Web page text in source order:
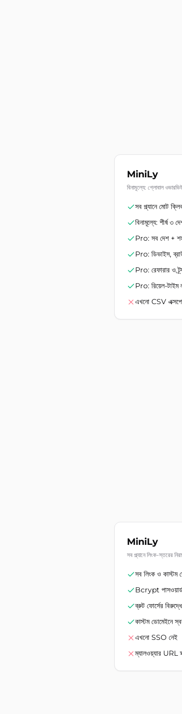
MiniLy
বিনামূল্যে: গ্লোবাল
সব প্ল্যানে মোট
বিনামূল্যে: শীর্ষ ৩
Pro: সব দেশ +
Pro: ডিভাইস,
Pro: রেফারার ও
Pro: রিয়েল-টাইম
এখনো CSV
MiniLy
সব প্ল্যানে লিংক-স্তরের
সব লিংক ও
Bcrypt পাসওয়ার্ড
ব্রুট ফোর্সের বিরুদ্ধে
কাস্টম ডোমেইনে
এখনো SSO নেই
ম্যালওয়্যার URL